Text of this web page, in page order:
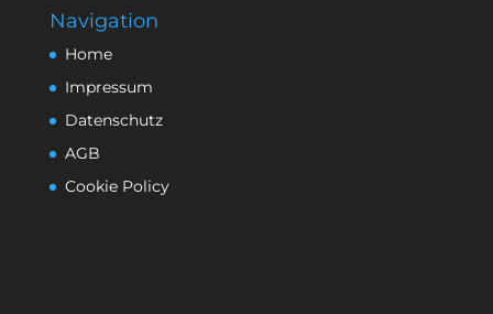
Navigation
Home
Impressum
Datenschutz
AGB
Cookie Policy